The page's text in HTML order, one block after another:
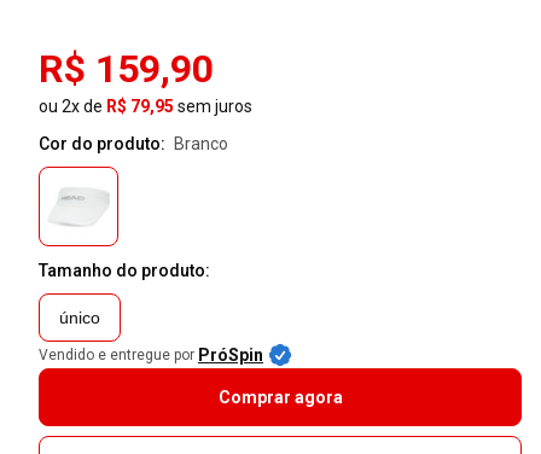
R$ 159,90
ou 2x de R$ 79,95 sem juros
Cor do produto:
branco
Tamanho do produto:
único
Vendido e entregue por PróSpin
Comprar agora